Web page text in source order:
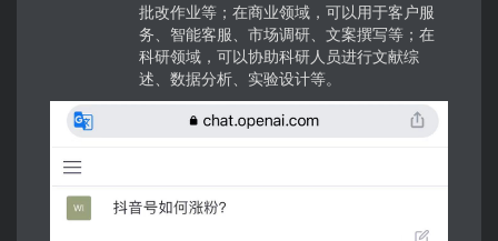
批改作业等；在商业领域，可以用于客户服
务、智能客服、市场调研、文案撰写等；在
科研领域，可以协助科研人员进行文献综
述、数据分析、实验设计等。